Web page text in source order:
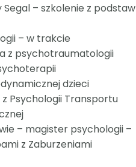
– szkolenie z podstaw
– w trakcie
z psychotraumatologii
dzieci
Psychologii Transportu
– magister psychologii –
z Zaburzeniami